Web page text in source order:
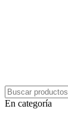
En categoría